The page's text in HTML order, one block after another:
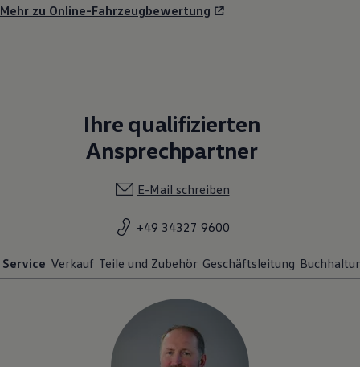
Mehr zu Online-Fahrzeugbewertung
Ihre qualifizierten
Ansprechpartner
E-Mail schreiben
+49 34327 9600
Service Verkauf Teile und Zubehör Geschäftsleitung